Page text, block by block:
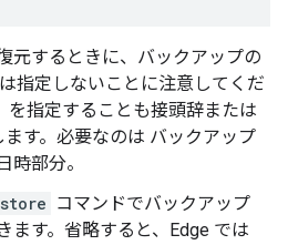
元するときに、バックアップの
指定しないことに注意してくだ
を指定することも接頭辞または
ます。必要なのは バックアップ
時部分。
コマンドでバックアップ
ます。省略すると、Edge では